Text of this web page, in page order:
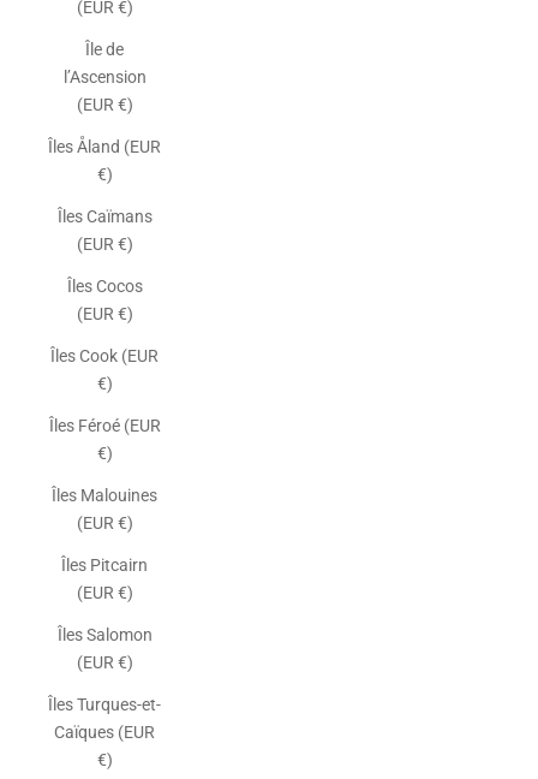
(EUR €)
Île de
l’Ascension
(EUR €)
Îles Åland (EUR
€)
Îles Caïmans
(EUR €)
Îles Cocos
(EUR €)
Îles Cook (EUR
€)
Îles Féroé (EUR
€)
Îles Malouines
(EUR €)
Îles Pitcairn
(EUR €)
Îles Salomon
(EUR €)
Îles Turques-et-
Caïques (EUR
€)